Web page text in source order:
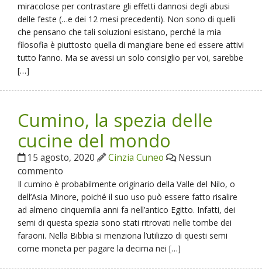
miracolose per contrastare gli effetti dannosi degli abusi
delle feste (…e dei 12 mesi precedenti). Non sono di quelli
che pensano che tali soluzioni esistano, perché la mia
filosofia è piuttosto quella di mangiare bene ed essere attivi
tutto l’anno. Ma se avessi un solo consiglio per voi, sarebbe
[…]
Cumino, la spezia delle
cucine del mondo
15 agosto, 2020 Cinzia Cuneo
Nessun
commento
Il cumino è probabilmente originario della Valle del Nilo, o
dell’Asia Minore, poiché il suo uso può essere fatto risalire
ad almeno cinquemila anni fa nell’antico Egitto. Infatti, dei
semi di questa spezia sono stati ritrovati nelle tombe dei
faraoni. Nella Bibbia si menziona l’utilizzo di questi semi
come moneta per pagare la decima nei […]